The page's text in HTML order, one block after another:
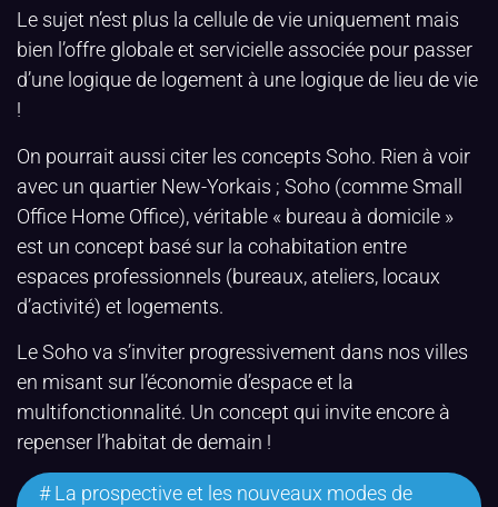
Le sujet n’est plus la cellule de vie uniquement mais
bien l’offre globale et servicielle associée pour passer
d’une logique de logement à une logique de lieu de vie
!
On pourrait aussi citer les concepts Soho. Rien à voir
avec un quartier New-Yorkais ; Soho (comme Small
Office Home Office), véritable « bureau à domicile »
est un concept basé sur la cohabitation entre
espaces professionnels (bureaux, ateliers, locaux
d’activité) et logements.
Le Soho va s’inviter progressivement dans nos villes
en misant sur l’économie d’espace et la
multifonctionnalité. Un concept qui invite encore à
repenser l’habitat de demain !
# La prospective et les nouveaux modes de